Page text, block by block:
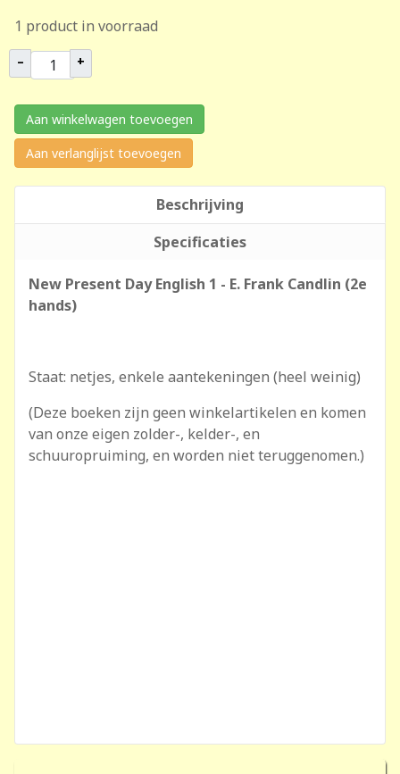
1 product in voorraad
– +
Aan winkelwagen toevoegen
Aan verlanglijst toevoegen
Beschrijving
Specificaties
New Present Day English 1 - E. Frank Candlin (2e
hands)
Staat: netjes, enkele aantekeningen (heel weinig)
(Deze boeken zijn geen winkelartikelen en komen
van onze eigen zolder-, kelder-, en
schuuropruiming, en worden niet teruggenomen.)